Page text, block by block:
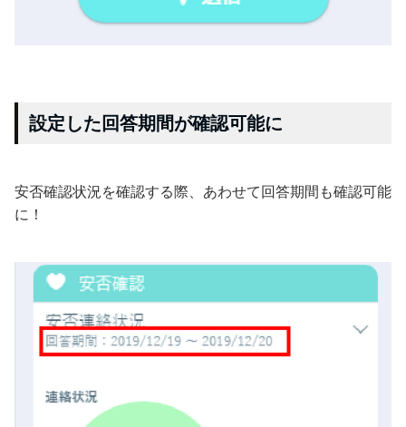
設定した回答期間が確認可能に
安否確認状況を確認する際、あわせて回答期間も確認可能
に！